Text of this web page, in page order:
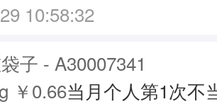
10:58:32
子 - A30007341
￥0.66当月个人第1次不